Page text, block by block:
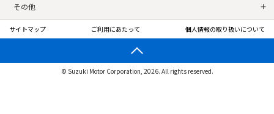
その他
サイトマップ ご利用にあたって 個人情報の取り扱いについて
© Suzuki Motor Corporation, 2026. All rights reserved.